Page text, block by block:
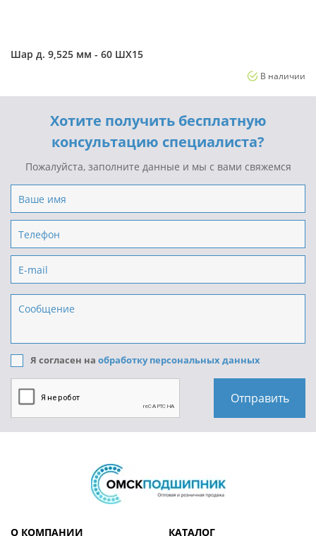
Шар д. 9,525 мм - 60 ШХ15
В наличии
Хотите получить бесплатную
консультацию специалиста?
Пожалуйста, заполните данные и мы с вами свяжемся
Я согласен на обработку персональных данных
О КОМПАНИИ КАТАЛОГ